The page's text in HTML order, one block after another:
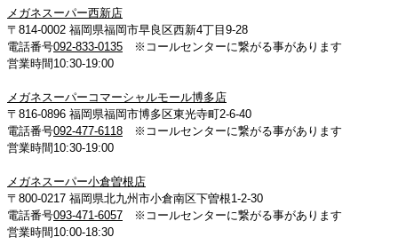
メガネスーパー西新店
〒814-0002 福岡県福岡市早良区西新4丁目9-28
電話番号092-833-0135 ※コールセンターに繋がる事があります
営業時間10:30-19:00
メガネスーパーコマーシャルモール博多店
〒816-0896 福岡県福岡市博多区東光寺町2-6-40
電話番号092-477-6118 ※コールセンターに繋がる事があります
営業時間10:30-19:00
メガネスーパー小倉曽根店
〒800-0217 福岡県北九州市小倉南区下曽根1-2-30
電話番号093-471-6057 ※コールセンターに繋がる事があります
営業時間10:00-18:30